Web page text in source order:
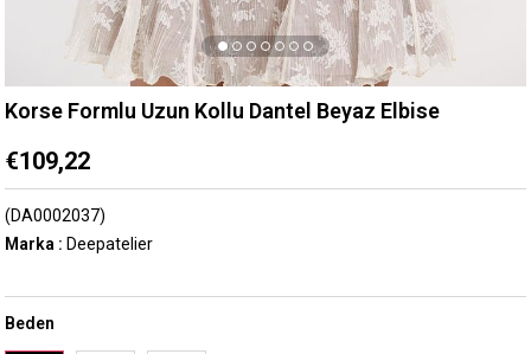
Korse Formlu Uzun Kollu Dantel Beyaz Elbise
€109,22
(DA0002037)
Marka : Deepatelier
Beden